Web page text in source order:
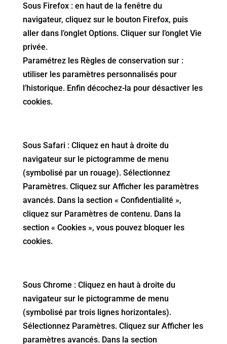
Sous Firefox : en haut de la fenêtre du
navigateur, cliquez sur le bouton Firefox, puis
aller dans l’onglet Options. Cliquer sur l’onglet Vie
privée.
Paramétrez les Règles de conservation sur :
utiliser les paramètres personnalisés pour
l’historique. Enfin décochez-la pour désactiver les
cookies.
Sous Safari : Cliquez en haut à droite du
navigateur sur le pictogramme de menu
(symbolisé par un rouage). Sélectionnez
Paramètres. Cliquez sur Afficher les paramètres
avancés. Dans la section « Confidentialité »,
cliquez sur Paramètres de contenu. Dans la
section « Cookies », vous pouvez bloquer les
cookies.
Sous Chrome : Cliquez en haut à droite du
navigateur sur le pictogramme de menu
(symbolisé par trois lignes horizontales).
Sélectionnez Paramètres. Cliquez sur Afficher les
paramètres avancés. Dans la section